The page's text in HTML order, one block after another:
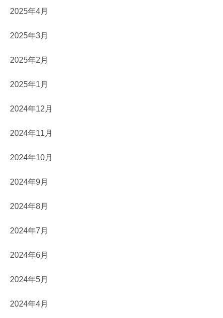
2025年4月
2025年3月
2025年2月
2025年1月
2024年12月
2024年11月
2024年10月
2024年9月
2024年8月
2024年7月
2024年6月
2024年5月
2024年4月